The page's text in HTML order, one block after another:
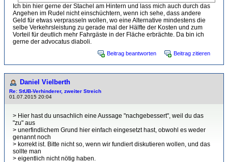
Ich bin hier gerne der Stachel am Hintern und lass mich auch durch das
Angehen im Rudel nicht einschüchtern, wenn ich sehe, dass andere
Geld für etwas verprasseln wollen, wo eine Alternative mindestens die
selbe Verkehrsleistung zu gerade mal der Hälfte der Kosten und zum
Vorteil für deutlich mehr Fahrgäste in der Fläche erbrächte. Da bin ich
gerne der advocatus diaboli.
Beitrag beantworten Beitrag zitieren
Daniel Vielberth
Re: StUB-Verhinderer, zweiter Streich
01.07.2015 20:04
> Hier hast du unsachlich eine Aussage "nachgebessert", weil du das
"zu" aus
> unerfindlichem Grund hier einfach eingesetzt hast, obwohl es weder
genannt noch
> korrekt ist. Bitte nicht so, wenn wir fundiert diskutieren wollen, und das
sollte man
> eigentlich nicht nötig haben.